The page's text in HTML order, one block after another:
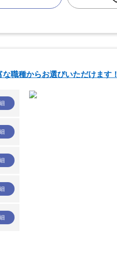
職種からお選びいただけます！